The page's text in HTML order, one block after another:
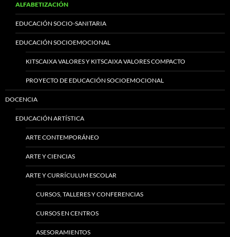
ALFABETIZACIÓN
EDUCACIÓN SOCIO-SANITARIA
EDUCACIÓN SOCIOEMOCIONAL
KITSCAIXA VALORES Y KITSCAIXA VALORES COMPACTO
PROYECTO DE EDUCACIÓN SOCIOEMOCIONAL
DOCENCIA
EDUCACIÓN ARTÍSTICA
ARTE CONTEMPORÁNEO
ARTE Y CIENCIAS
ARTE Y CURRÍCULUM ESCOLAR
CURSOS, TALLERES Y CONFERENCIAS
CURSOS EN CENTROS
ASESORAMIENTOS